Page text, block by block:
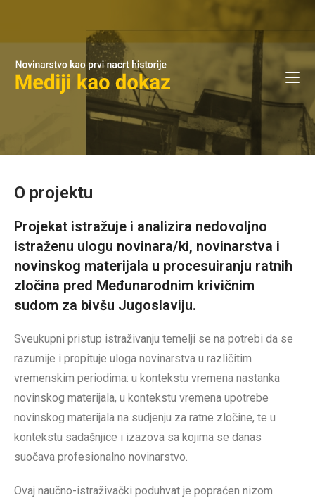
O projektu
Projekat istražuje i analizira nedovoljno
istraženu ulogu novinara/ki, novinarstva i
novinskog materijala u procesuiranju ratnih
zločina pred Međunarodnim krivičnim
sudom za bivšu Jugoslaviju.
Sveukupni pristup istraživanju temelji se na potrebi da se
razumije i propituje uloga novinarstva u različitim
vremenskim periodima: u kontekstu vremena nastanka
novinskog materijala, u kontekstu vremena upotrebe
novinskog materijala na sudjenju za ratne zločine, te u
kontekstu sadašnjice i izazova sa kojima se danas
suočava profesionalno novinarstvo.
Ovaj naučno-istraživački poduhvat je popraćen nizom